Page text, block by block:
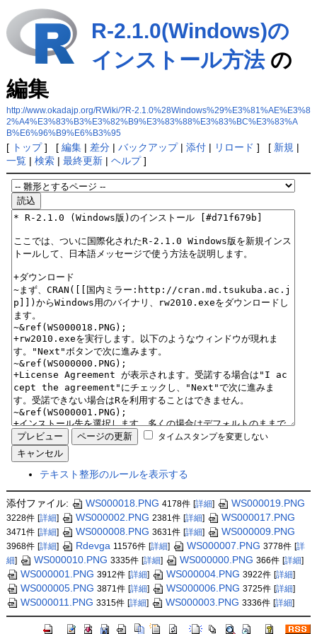
R-2.1.0(Windows)の
インストール方法の
編集
http://www.okadajp.org/RWiki/?R-2.1.0%28Windows%29%E3%81%AE%E3%8
2%A4%E3%83%B3%E3%82%B9%E3%83%88%E3%83%BC%E3%83%A
B%E6%96%B9%E6%B3%95
[ トップ] [ 編集| 差分| バックアップ| 添付| リロード ] [ 新規 |
一覧| 検索| 最終更新| ヘルプ]
タイムスタンプを変更しない
テキスト整形のルールを表示する
添付ファイル: WS000018.PNG 4178件 [詳細] WS000019.PNG
3228件 [詳細] WS000002.PNG 2381件 [詳細] WS000017.PNG
3471件 [詳細] WS000008.PNG 3631件 [詳細] WS000009.PNG
3968件 [詳細] Rdevga 11576件 [詳細] WS000007.PNG 3778件 [詳
細] WS000010.PNG 3335件 [詳細] WS000000.PNG 366件 [詳細]
WS000001.PNG 3912件 [詳細] WS000004.PNG 3922件 [詳細]
WS000005.PNG 3871件 [詳細] WS000006.PNG 3725件 [詳細]
WS000011.PNG 3315件 [詳細] WS000003.PNG 3336件 [詳細]